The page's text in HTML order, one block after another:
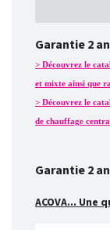
Garantie 2
> Découvrez le
et mixte ainsi que
> Découvrez le
de chauffage
Garantie 2
ACOVA... Une